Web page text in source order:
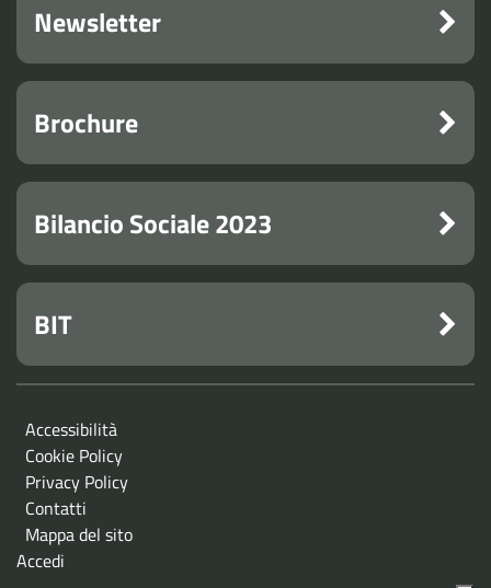
Newsletter
Brochure
Bilancio Sociale 2023
BIT
Accessibilità
Cookie Policy
Privacy Policy
Contatti
Mappa del sito
Accedi